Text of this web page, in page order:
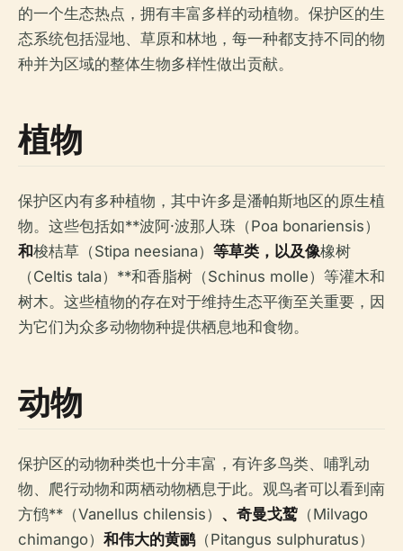
的一个生态热点，拥有丰富多样的动植物。保护区的生
态系统包括湿地、草原和林地，每一种都支持不同的物
种并为区域的整体生物多样性做出贡献。
植物
保护区内有多种植物，其中许多是潘帕斯地区的原生植
物。这些包括如**波阿·波那人珠（Poa bonariensis）
和梭桔草（Stipa neesiana） 等草类，以及像橡树
（Celtis tala）**和香脂树（Schinus molle）等灌木和
树木。这些植物的存在对于维持生态平衡至关重要，因
为它们为众多动物物种提供栖息地和食物。
动物
保护区的动物种类也十分丰富，有许多鸟类、哺乳动
物、爬行动物和两栖动物栖息于此。观鸟者可以看到南
方鸻**（Vanellus chilensis） 、奇曼戈鹫 （Milvago
chimango） 和伟大的黄鹂（Pitangus sulphuratus）